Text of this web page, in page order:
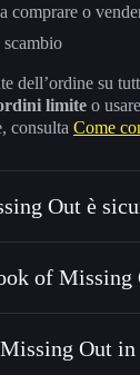
comprare o
dell’ordine su
limite o
consulta Come
Out è
of
wallet Solflare
BOMO in
Out in